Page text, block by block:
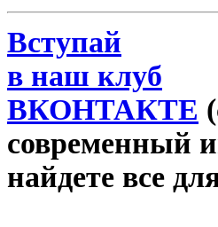
Вступай
в наш клуб
ВКОНТАКТЕ
современный
найдете все